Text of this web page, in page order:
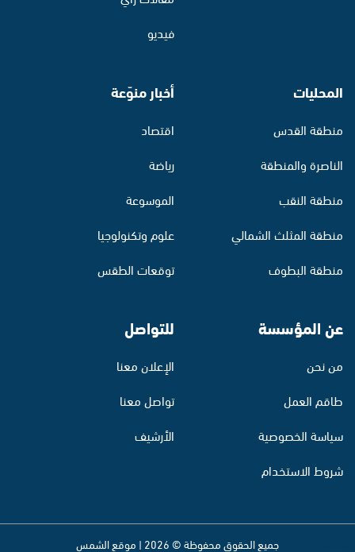
فيديو
المحليات
منطقة القدس
الناصرة والمنطقة
منطقة النقب
منطقة المثلث الشمالي
منطقة البطوف
أخبار منوّعة
اقتصاد
رياضة
الموسوعة
علوم وتكنولوجيا
توقعات الطقس
عن المؤسسة
من نحن
طاقم العمل
سياسة الخصوصية
شروط الاستخدام
للتواصل
الإعلان معنا
تواصل معنا
الأرشيف
جميع الحقوق محفوظة © 2026 | موقع الشمس